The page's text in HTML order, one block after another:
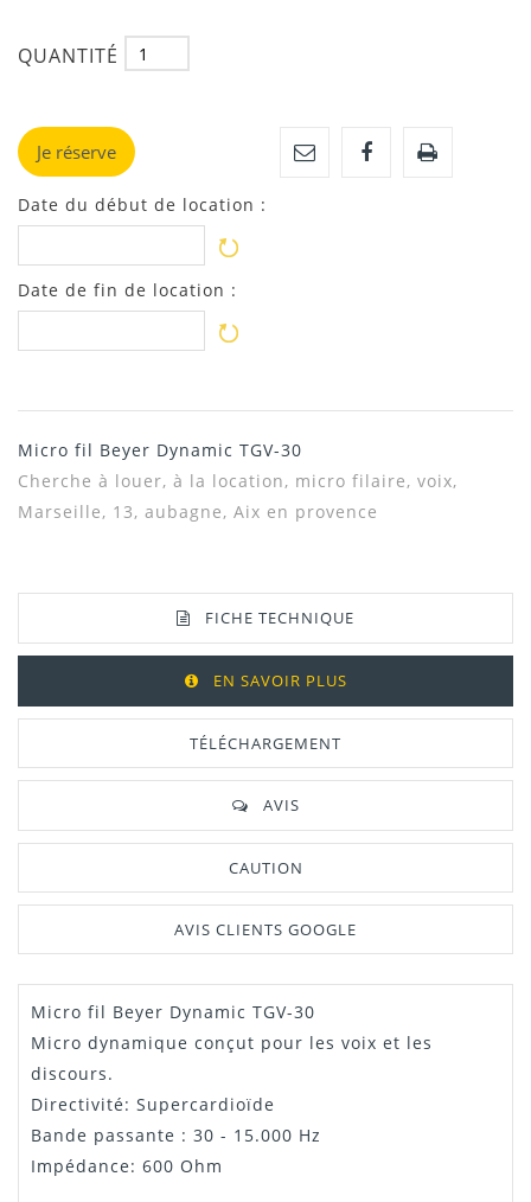
QUANTITÉ
Je réserve
Date du début de location :
Date de fin de location :
Micro fil Beyer Dynamic TGV-30
Cherche à louer, à la location, micro filaire, voix,
Marseille, 13, aubagne, Aix en provence
FICHE TECHNIQUE
EN SAVOIR PLUS
TÉLÉCHARGEMENT
AVIS
CAUTION
AVIS CLIENTS GOOGLE
Manuel /
Notice
Télécharger Dans L'onglet
"Téléchargement"
Micro fil Beyer Dynamic TGV-30
Micro dynamique conçut pour les voix et les
discours.
Directivité: Supercardioïde
Bande passante : 30 - 15.000 Hz
Impédance: 600 Ohm